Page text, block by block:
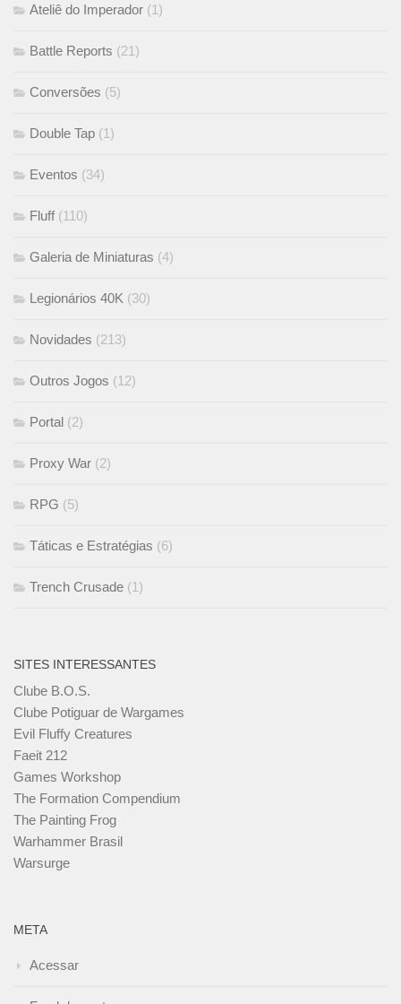
Ateliê do Imperador (1)
Battle Reports (21)
Conversões (5)
Double Tap (1)
Eventos (34)
Fluff (110)
Galeria de Miniaturas (4)
Legionários 40K (30)
Novidades (213)
Outros Jogos (12)
Portal (2)
Proxy War (2)
RPG (5)
Táticas e Estratégias (6)
Trench Crusade (1)
SITES INTERESSANTES
Clube B.O.S.
Clube Potiguar de Wargames
Evil Fluffy Creatures
Faeit 212
Games Workshop
The Formation Compendium
The Painting Frog
Warhammer Brasil
Warsurge
META
Acessar